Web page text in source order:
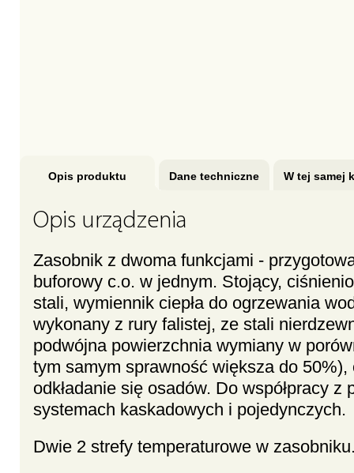
Opis produktu Dane techniczne W tej samej
Opis urządzenia
Zasobnik z dwoma funkcjami -
buforowy c.o. w jednym. Stojący,
stali, wymiennik ciepła do ogrzewania
wykonany z rury falistej, ze stali
podwójna powierzchnia wymiany w
tym samym sprawność większa do 50%),
odkładanie się osadów. Do współpracy z
systemach kaskadowych i pojedynczych.
Dwie 2 strefy temperaturowe w